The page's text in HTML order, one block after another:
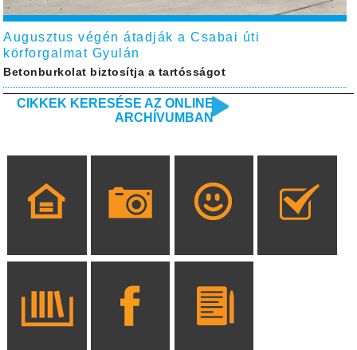
Augusztus végén átadják a Csabai úti
körforgalmat Gyulán
Betonburkolat biztosítja a tartósságot
CIKKEK KERESÉSE AZ ONLINE
ARCHÍVUMBAN